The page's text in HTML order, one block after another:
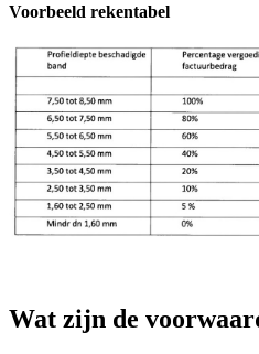
Voorbeeld rekentabel
Wat zijn de